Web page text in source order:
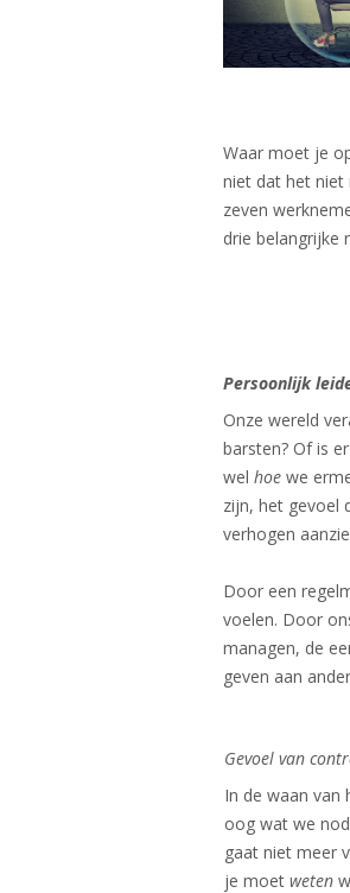
Waar moet je
niet dat het niet
zeven
drie belangrijke
Persoonlijk
Onze wereld
barsten? Of is
wel hoe we
zijn, het gevoel
verhogen
Door een
voelen. Door
managen, de
geven aan
Gevoel van
In de waan van
oog wat we
gaat niet meer
je moet weten